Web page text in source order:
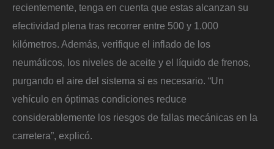
recientemente, tenga en cuenta que estas alcanzan su
efectividad plena tras recorrer entre 500 y 1.000
kilómetros. Además, verifique el inflado de los
neumáticos, los niveles de aceite y el líquido de frenos,
purgando el aire del sistema si es necesario. “Un
vehículo en óptimas condiciones reduce
considerablemente los riesgos de fallas mecánicas en la
carretera”, explicó.